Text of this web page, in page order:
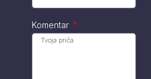
Komentar